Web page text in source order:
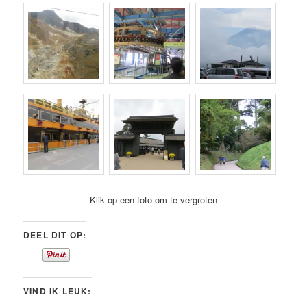
Klik op een foto om te vergroten
DEEL DIT OP:
VIND IK LEUK: